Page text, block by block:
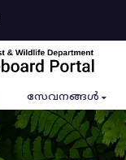
സേവനങ്ങൾ